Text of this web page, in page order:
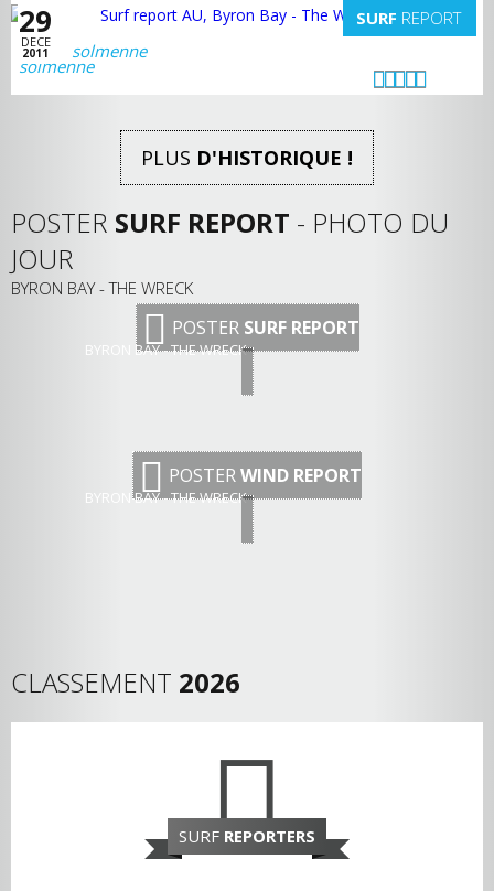
29
DECE
2011
SURF REPORT
solmenne
PLUS D'HISTORIQUE !
POSTER SURF REPORT - PHOTO DU
JOUR
BYRON BAY - THE WRECK
POSTER SURF REPORT
BYRON BAY - THE WRECK
POSTERWIND REPORT
BYRON BAY - THE WRECK
CLASSEMENT 2026
SURF REPORTERS